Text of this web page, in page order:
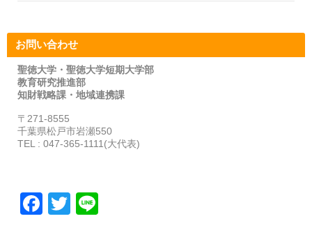
お問い合わせ
聖徳大学・聖徳大学短期大学部
教育研究推進部
知財戦略課・地域連携課
〒271-8555
千葉県松戸市岩瀬550
TEL : 047-365-1111(大代表)
F
T